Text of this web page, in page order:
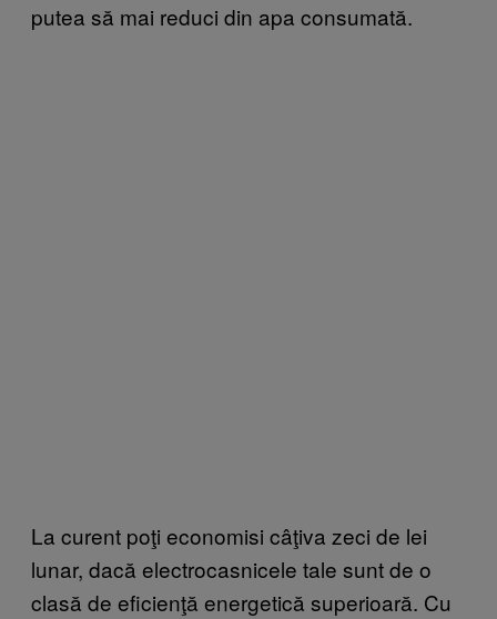
putea să mai reduci din apa consumată.
La curent poţi economisi câţiva zeci de lei
lunar, dacă electrocasnicele tale sunt de o
clasă de eficienţă energetică superioară. Cu